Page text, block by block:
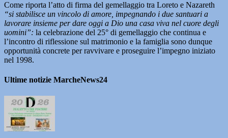
Come riporta l’atto di firma del gemellaggio tra Loreto e Nazareth
“si stabilisce un vincolo di amore, impegnando i due santuari a
lavorare insieme per dare oggi a Dio una casa viva nel cuore degli
uomini”: la celebrazione del 25° di gemellaggio che continua e
l’incontro di riflessione sul matrimonio e la famiglia sono dunque
opportunità concrete per ravvivare e proseguire l’impegno iniziato
nel 1998.
Ultime notizie MarcheNews24